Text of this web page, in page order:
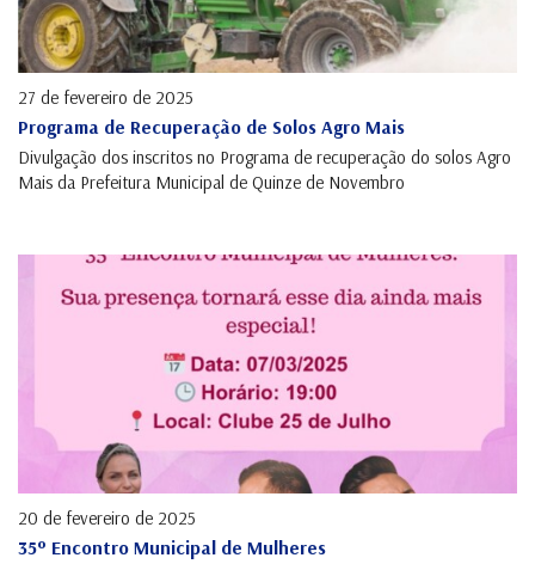
27 de fevereiro de 2025
Programa de Recuperação de Solos Agro Mais
Divulgação dos inscritos no Programa de recuperação do solos Agro
Mais da Prefeitura Municipal de Quinze de Novembro
20 de fevereiro de 2025
35º Encontro Municipal de Mulheres